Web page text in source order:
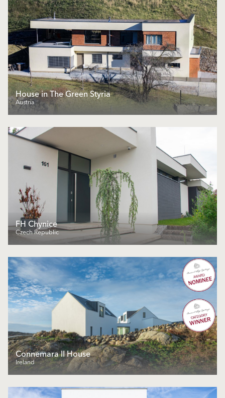
House in The Green Styria
Austria
FH Chynice
Czech Republic
Connemara II House
Ireland